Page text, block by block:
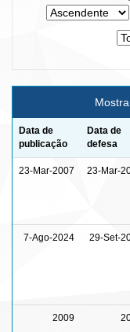
Data de
publicação
Data de
defesa
23-Mar-2007 23-Mar-
7-Ago-2024 29-Set-
2009